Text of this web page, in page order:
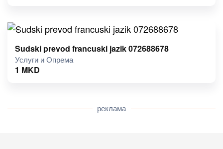
Sudski prevod francuski jazik 072688678
Услуги и Опрема
1 MKD
реклама